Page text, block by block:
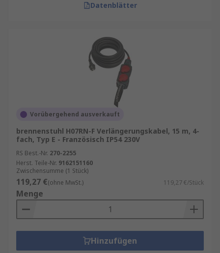
Datenblätter
Vorübergehend ausverkauft
brennenstuhl H07RN-F Verlängerungskabel, 15 m, 4-
fach, Typ E - Französisch IP54 230V
RS Best.-Nr. 270-2255
Herst. Teile-Nr. 9162151160
Zwischensumme (1 Stück)
119,27 €(ohne MwSt.) 119,27 €/Stück
Menge
Hinzufügen